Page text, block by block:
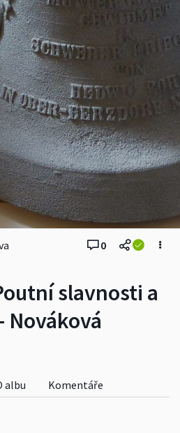
slavnosti a
Nováková
0
albu Komentáře